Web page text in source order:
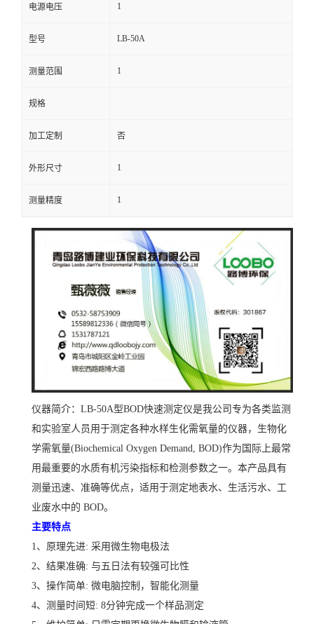
电源电压 1
型号 LB-50A
测量范围 1
规格
加工定制 否
外形尺寸 1
测量精度 1
仪器简介：LB-50A型BOD快速测定仪是我公司专为各类监测
和实验室人员用于测定各种水样生化需氧量的仪器，生物化
学需氧量(Biochemical Oxygen Demand, BOD)作为国际上最常
用最重要的水质有机污染指标和检测参数之一。本产品具有
测量迅速、准确等优点，适用于测定地表水、生活污水、工
业废水中的 BOD。
主要特点
1、原理先进: 采用微生物电极法
2、结果准确: 与五日法有较强可比性
3、操作简单: 微电脑控制，智能化测量
4、测量时间短: 8分钟完成一个样品测定